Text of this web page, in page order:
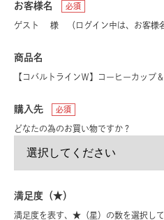
お客様名 必須
ゲスト 様 （ログイン中は、お客様名
商品名
【コバルトラインＷ】コーヒーカップ
購入先 必須
どなたの為のお買い物ですか？
満足度（★）
満足度を表す、★（星）の数を選択して